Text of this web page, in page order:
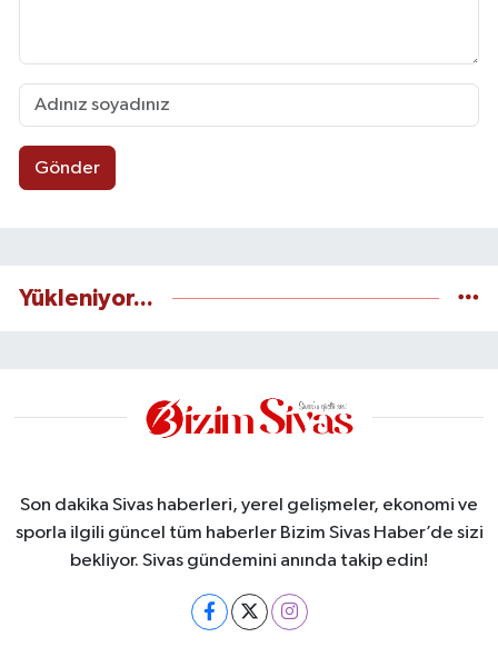
Gönder
Yükleniyor...
Son dakika Sivas haberleri, yerel gelişmeler, ekonomi ve
sporla ilgili güncel tüm haberler Bizim Sivas Haber’de sizi
bekliyor. Sivas gündemini anında takip edin!